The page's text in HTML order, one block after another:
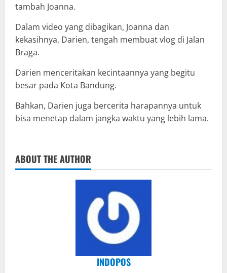
tambah Joanna.
Dalam video yang dibagikan, Joanna dan
kekasihnya, Darien, tengah membuat vlog di Jalan
Braga.
Darien menceritakan kecintaannya yang begitu
besar pada Kota Bandung.
Bahkan, Darien juga bercerita harapannya untuk
bisa menetap dalam jangka waktu yang lebih lama.
ABOUT THE AUTHOR
INDOPOS